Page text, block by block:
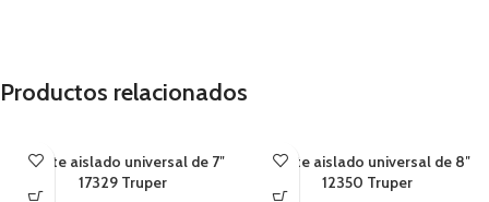
Productos relacionados
Alicate aislado universal de 7″
17329 Truper
Alicate aislado universal de 8″
12350 Truper